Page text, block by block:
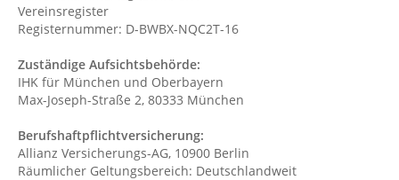
Vereinsregister
Registernummer: D-BWBX-NQC2T-16
Zuständige Aufsichtsbehörde:
IHK für München und Oberbayern
Max-Joseph-Straße 2, 80333 München
Berufshaftpflichtversicherung:
Allianz Versicherungs-AG, 10900 Berlin
Räumlicher Geltungsbereich: Deutschlandweit